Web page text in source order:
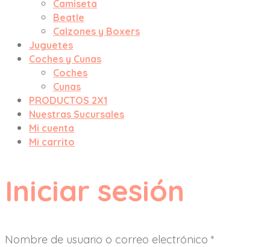
Camiseta
Beatle
Calzones y Boxers
Juguetes
Coches y Cunas
Coches
Cunas
PRODUCTOS 2X1
Nuestras Sucursales
Mi cuenta
Mi carrito
Iniciar sesión
Nombre de usuario o correo electrónico *